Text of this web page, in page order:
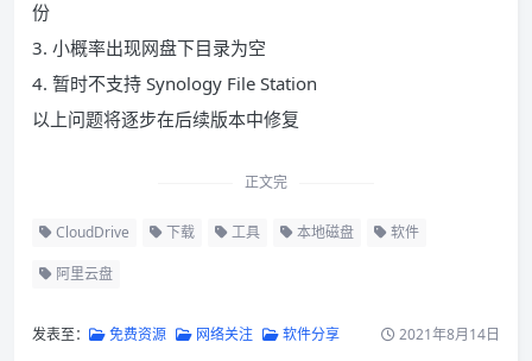
份
3. 小概率出现网盘下目录为空
4. 暂时不支持 Synology File Station
以上问题将逐步在后续版本中修复
正文完
CloudDrive 下载 工具 本地磁盘 软件
阿里云盘
发表至： 免费资源 网络关注 软件分享 2021年8月14日